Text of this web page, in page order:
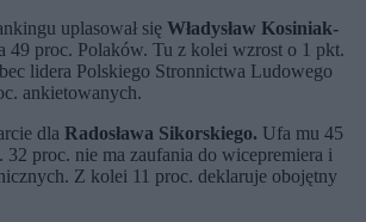
uplasował się Władysław Kosiniak-
49 proc. Polaków. Tu z kolei wzrost o 1 pkt.
lidera Polskiego Stronnictwa Ludowego
ankietowanych.
dla Radosława Sikorskiego. Ufa mu 45
32 proc. nie ma zaufania do wicepremiera i
Z kolei 11 proc. deklaruje obojętny